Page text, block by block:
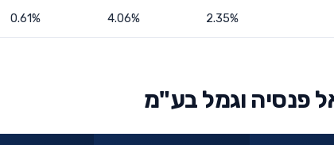
2.35%
4.06%
0.61%
פנסיה וגמל בע"מ